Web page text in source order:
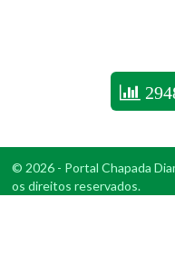
© 2026 - Portal Chapada
os direitos reservados.